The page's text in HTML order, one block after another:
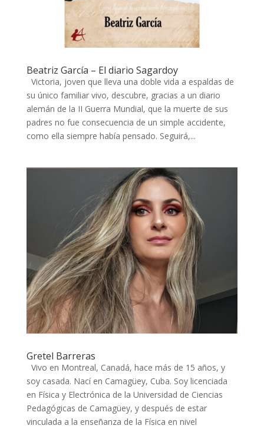
Beatriz García – El diario Sagardoy
Victoria, joven que lleva una doble vida a espaldas de
su único familiar vivo, descubre, gracias a un diario
alemán de la II Guerra Mundial, que la muerte de sus
padres no fue consecuencia de un simple accidente,
como ella siempre había pensado. Seguirá,...
Gretel Barreras
Vivo en Montreal, Canadá, hace más de 15 años, y
soy casada. Nací en Camagüey, Cuba. Soy licenciada
en Física y Electrónica de la Universidad de Ciencias
Pedagógicas de Camagüey, y después de estar
vinculada a la enseñanza de la Física en nivel